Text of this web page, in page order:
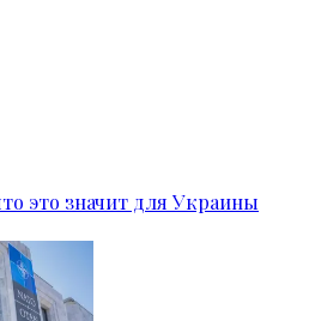
это значит для Украины